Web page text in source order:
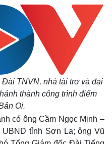
TNVN, nhà tài trợ và đại
thành công trình điểm
Oi.
có ông Cầm Ngọc Minh –
tỉnh Sơn La; ông Vũ